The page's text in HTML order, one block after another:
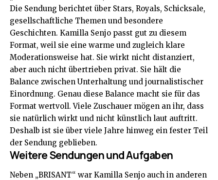
Die Sendung berichtet über Stars, Royals, Schicksale,
gesellschaftliche Themen und besondere
Geschichten. Kamilla Senjo passt gut zu diesem
Format, weil sie eine warme und zugleich klare
Moderationsweise hat. Sie wirkt nicht distanziert,
aber auch nicht übertrieben privat. Sie hält die
Balance zwischen Unterhaltung und journalistischer
Einordnung. Genau diese Balance macht sie für das
Format wertvoll. Viele Zuschauer mögen an ihr, dass
sie natürlich wirkt und nicht künstlich laut auftritt.
Deshalb ist sie über viele Jahre hinweg ein fester Teil
der Sendung geblieben.
Weitere Sendungen und Aufgaben
Neben „BRISANT“ war Kamilla Senjo auch in anderen